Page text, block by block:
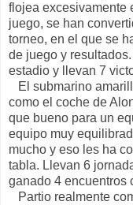
flojea excesivamente
juego, se han
torneo, en el que se
de juego y
estadio y llevan 7
El submarino
como el coche de
que bueno para un
equipo muy
mucho y eso les ha
tabla. Llevan 6
ganado 4 encuentros
Partio realmente